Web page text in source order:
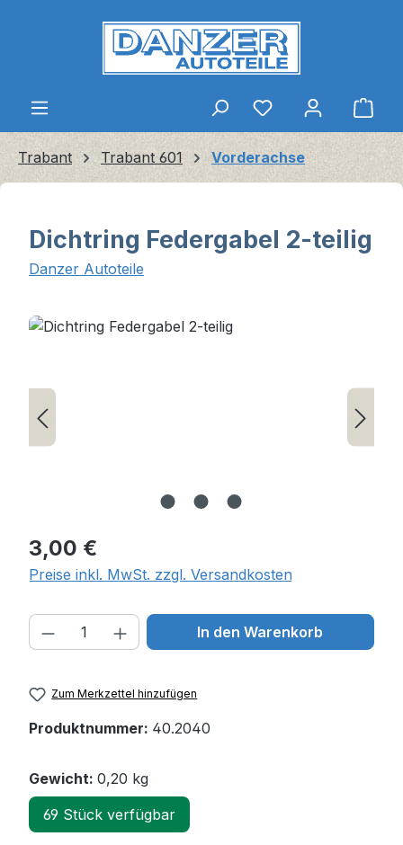
Zum Hauptinhalt springen
Trabant Trabant 601 Vorderachse
Dichtring Federgabel 2-teilig
Danzer Autoteile
Bildergalerie überspringen
Regulärer Preis:
3,00 €
Preise inkl. MwSt. zzgl. Versandkosten
Produkt Anzahl: Gib den
In den Warenkorb
Zum Merkzettel hinzufügen
Produktnummer: 40.2040
Gewicht: 0,20 kg
69 Stück verfügbar